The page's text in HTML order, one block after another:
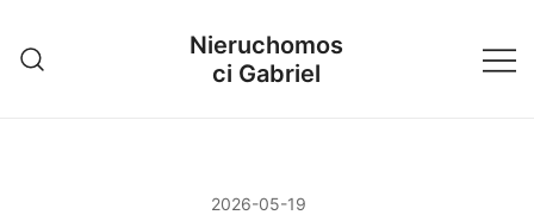
treści
Nieruchomos
ci Gabriel
2026-05-19